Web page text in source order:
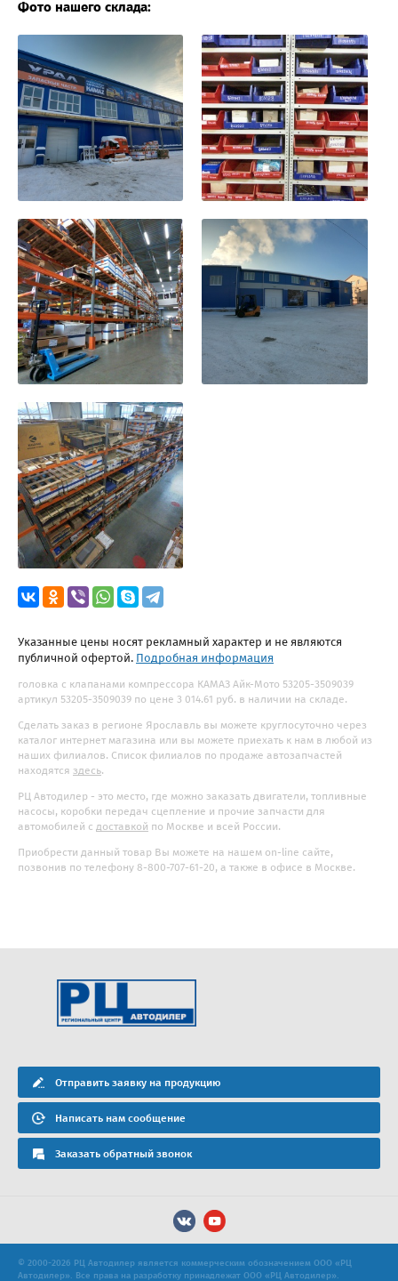
Фото нашего склада:
Указанные цены носят рекламный характер и не являются
публичной офертой. Подробная информация
головка с клапанами компрессора КАМАЗ Айк-Мото 53205-3509039
артикул 53205-3509039 по цене 3 014.61 руб. в наличии на складе.
Сделать заказ в регионе Ярославль вы можете круглосуточно через
каталог интернет магазина или вы можете приехать к нам в любой из
наших филиалов. Список филиалов по продаже автозапчастей
находятся здесь.
РЦ Автодилер - это место, где можно заказать двигатели, топливные
насосы, коробки передач сцепление и прочие запчасти для
автомобилей с доставкой по Москве и всей России.
Приобрести данный товар Вы можете на нашем on-line сайте,
позвонив по телефону 8-800-707-61-20, а также в офисе в Москве.
Отправить заявку на продукцию
Написать нам сообщение
Заказать обратный звонок
© 2000-2026 РЦ Автодилер является коммерческим обозначением ООО «РЦ
Автодилер». Все права на разработку принадлежат ООО «РЦ Автодилер».